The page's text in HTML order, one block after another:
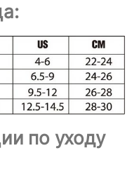
по уходу